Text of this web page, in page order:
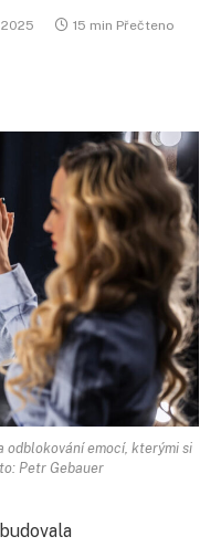
2025 15 min Přečteno
odblokování emocí, kterými si
Petr Gebauer